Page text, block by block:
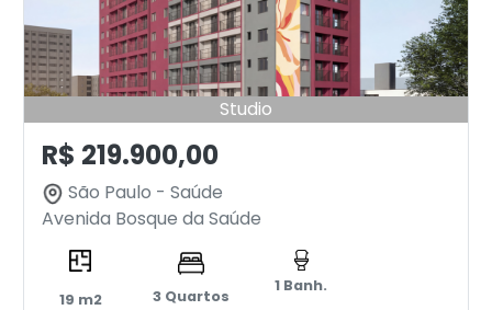
Studio
R$ 219.900,00
São Paulo - Saúde
Avenida Bosque da Saúde
19 m2 3 Quartos
1 Banh.